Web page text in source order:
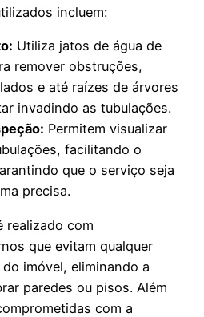
incluem:
Utiliza jatos de água de
remover obstruções,
e até raízes de árvores
invadindo as tubulações.
Permitem visualizar
facilitando o
que o serviço seja
precisa.
realizado com
que evitam qualquer
imóvel, eliminando a
paredes ou pisos. Além
com a